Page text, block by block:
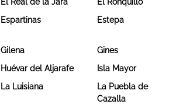
Espartinas
Estepa
Gilena Gines
Huévar del Aljarafe
Isla Mayor
La Luisiana
La Puebla de
Cazalla